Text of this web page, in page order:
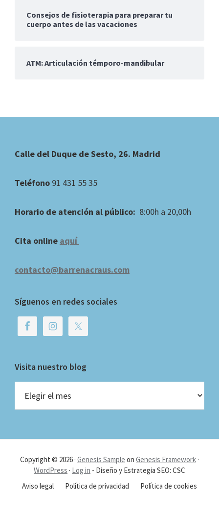
Consejos de fisioterapia para preparar tu
cuerpo antes de las vacaciones
ATM: Articulación témporo-mandibular
Footer
Calle del Duque de Sesto, 26. Madrid
Teléfono 91 431 55 35
Horario de atención al público: 8:00h a 20,00h
Cita online aquí
contacto@barrenacraus.com
Síguenos en redes sociales
Visita nuestro blog
nuestro
Copyright © 2026 · Genesis Sample on Genesis Framework ·
WordPress · Log in - Diseño y Estrategia SEO: CSC
Aviso legal
Política de privacidad Política de cookies